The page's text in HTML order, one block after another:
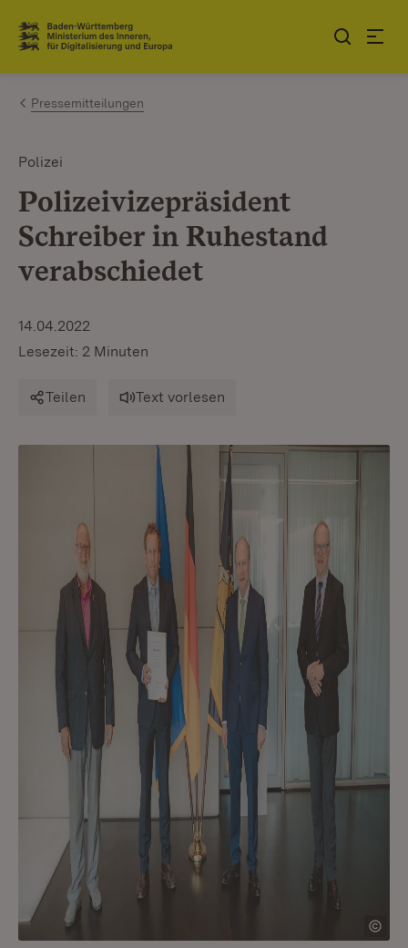
Zum Inhalt springen
Link zur Startseite
Pressemitteilungen
Polizei
Polizeivizepräsident
Schreiber in Ruhestand
verabschiedet
14.04.2022
Lesezeit: 2 Minuten
Teilen Text vorlesen